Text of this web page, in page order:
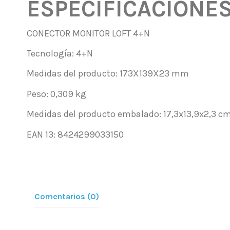
CONECTOR MONITOR LOFT 4+N
Tecnología: 4+N
Medidas del producto: 173X139X23 mm
Peso: 0,309 kg
Medidas del producto embalado: 17,3x13,9x2,3 cm
EAN 13: 8424299033150
Comentarios (0)